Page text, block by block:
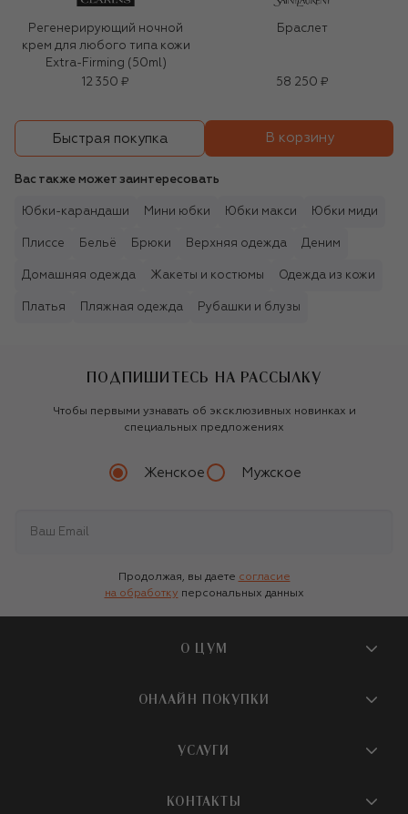
Регенерирующий ночной
крем для любого типа кожи
Extra-Firming (50ml)
12 350 ₽
Браслет
58 250 ₽
Быстрая покупка В корзину
Вас также может заинтересовать
Юбки-карандаши Мини юбки Юбки макси Юбки миди
Плиссе Бельё Брюки Верхняя одежда Деним
Домашняя одежда Жакеты и костюмы Одежда из кожи
Платья Пляжная одежда Рубашки и блузы
ПОДПИШИТЕСЬ НА РАССЫЛКУ
Чтобы первыми узнавать об эксклюзивных новинках и
специальных предложениях
Женское Мужское
Продолжая, вы даете согласие
на обработку персональных данных
О ЦУМ
О магазине
Бутики и ПВЗ ЦУМ
ОНЛАЙН ПОКУПКИ
Доставка
УСЛУГИ
КОНТАКТЫ